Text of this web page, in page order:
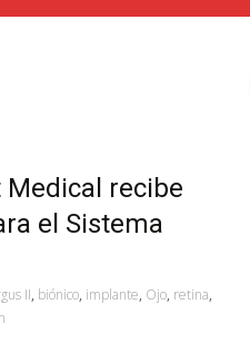
Medical recibe
el Sistema
II, biónico, implante, Ojo, retina,